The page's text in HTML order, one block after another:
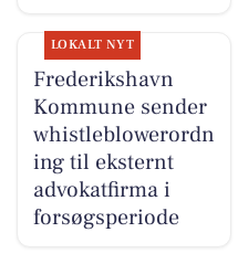
LOKALT NYT
Frederikshavn
Kommune sender
whistleblowerordn
ing til eksternt
advokatfirma i
forsøgsperiode